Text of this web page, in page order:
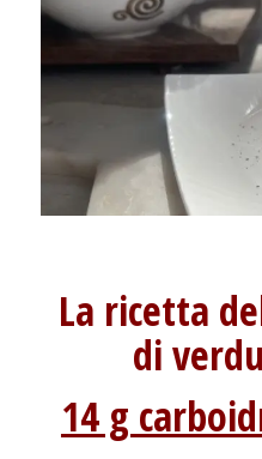
La ricetta
di
14 g